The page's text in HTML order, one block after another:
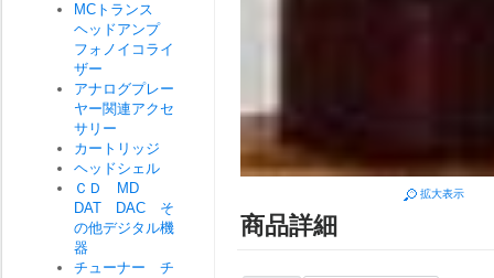
拡大表示
商品詳細
MCトランス
ヘッドアンプ
フォノイコライ
ザー
アナログプレー
ヤー関連アクセ
サリー
カートリッジ
ヘッドシェル
ＣＤ MD
DAT DAC そ
の他デジタル機
器
チューナー チ